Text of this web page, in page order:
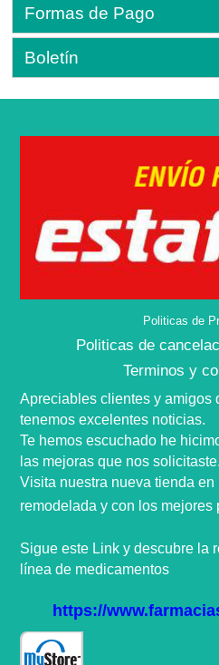
Formas de Pago
Boletín
Politicas de
Politicas de
Terminos y
Apreciables clientes y amigos
tenemos excelentes noticias.
Te hemos escuchado he
las mejoras que nossolicitaste.
Visita nuestra nueva tienda en
remodelada y con los mejores
Sigue este Link y descubre la
línea de medicamentos
https://